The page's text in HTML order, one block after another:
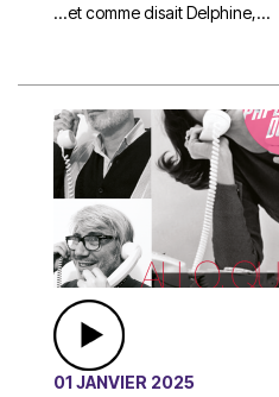
...et comme disait Delphine,...
01 JANVIER 2025